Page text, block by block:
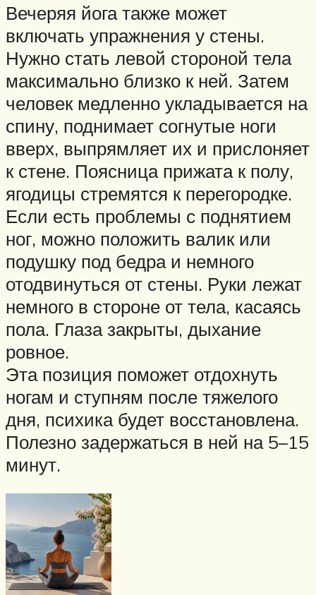
Вечеряя йога также может
включать упражнения у стены.
Нужно стать левой стороной тела
максимально близко к ней. Затем
человек медленно укладывается на
спину, поднимает согнутые ноги
вверх, выпрямляет их и прислоняет
к стене. Поясница прижата к полу,
ягодицы стремятся к перегородке.
Если есть проблемы с поднятием
ног, можно положить валик или
подушку под бедра и немного
отодвинуться от стены. Руки лежат
немного в стороне от тела, касаясь
пола. Глаза закрыты, дыхание
ровное.
Эта позиция поможет отдохнуть
ногам и ступням после тяжелого
дня, психика будет восстановлена.
Полезно задержаться в ней на 5–15
минут.